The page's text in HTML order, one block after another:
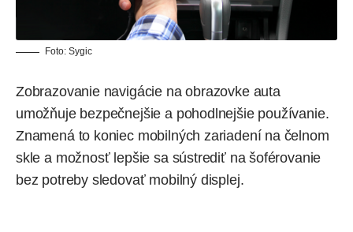
Foto: Sygic
Zobrazovanie navigácie na obrazovke auta
umožňuje bezpečnejšie a pohodlnejšie používanie.
Znamená to koniec mobilných zariadení na čelnom
skle a možnosť lepšie sa sústrediť na šoférovanie
bez potreby sledovať mobilný displej.